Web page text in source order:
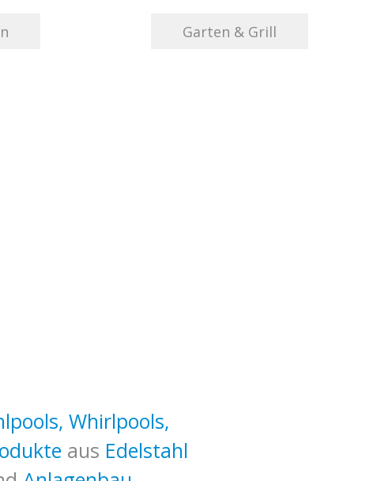
Garten & Grill
Whirlpools,
aus Edelstahl